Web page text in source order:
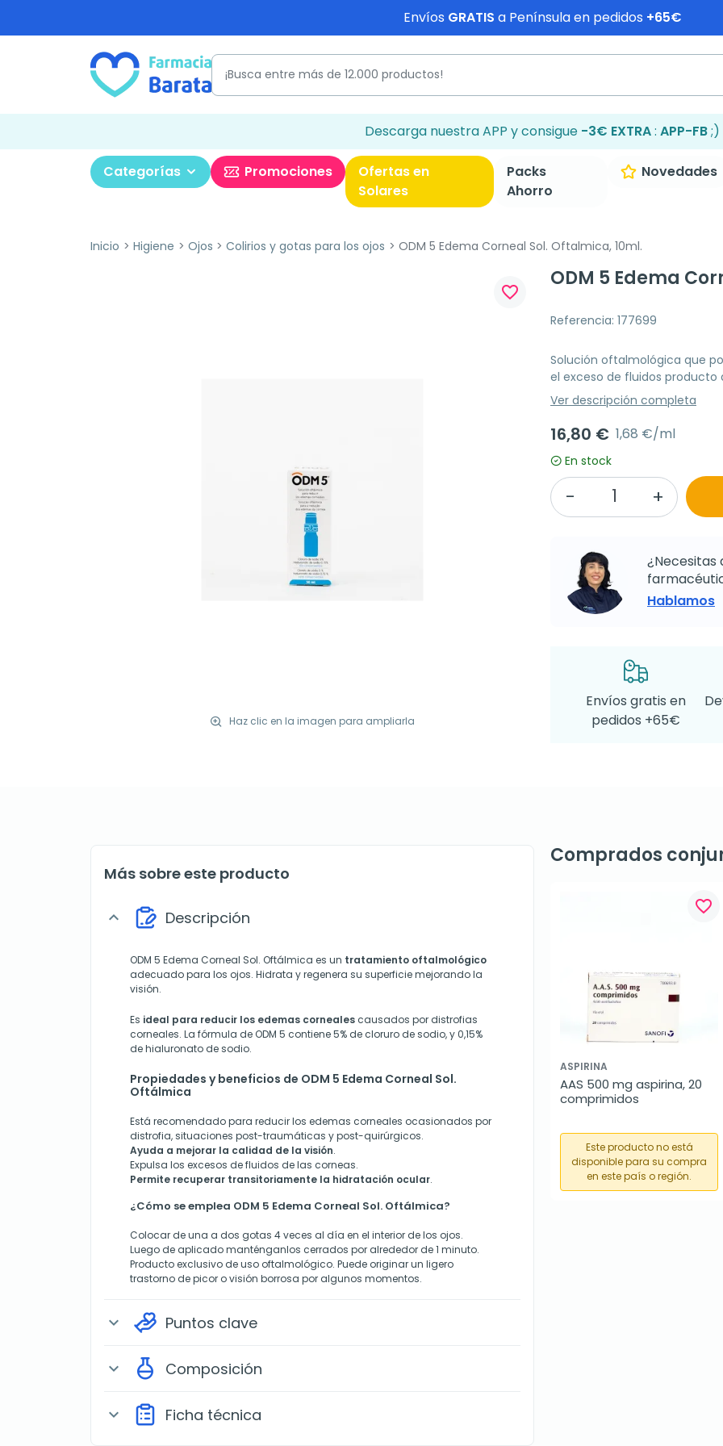
Envíos GRATIS a Península en pedidos +65€
Descarga nuestra APP y consigue -3€ EXTRA: APP-FB;)
Categorías Promociones
Ofertas en
Solares
Packs
Ahorro
Novedades
Inicio Higiene Ojos Colirios y gotas para los ojos ODM 5 Edema Corneal Sol. Oftalmica, 10ml.
Haz clic en la imagen para ampliarla
favorite_border
ODM 5 Edema
Referencia: 177699
Solución oftalmológica que
el exceso de fluidos producto
Ver descripción completa
16,80 € 1,68 €/ml
En stock
¿Necesitas
Hablamos
Envíos gratis en
pedidos +65€
Más sobre este producto
expand_more Descripción
ODM 5 Edema Corneal Sol. Oftálmica es un tratamiento oftalmológico
adecuado para los ojos. Hidrata y regenera su superficie mejorando la
visión.
Es ideal para reducir los edemas corneales causados por distrofias
corneales. La fórmula de ODM 5 contiene 5% de cloruro de sodio, y 0,15%
de hialuronato de sodio.
Propiedades y beneficios de ODM 5 Edema Corneal Sol.
Oftálmica
Está recomendado para reducir los edemas corneales ocasionados por
distrofia, situaciones post-traumáticas y post-quirúrgicos.
Ayuda a mejorar la calidad de la visión.
Expulsa los excesos de fluidos de las corneas.
Permite recuperar transitoriamente la hidratación ocular.
¿Cómo se emplea ODM 5 Edema Corneal Sol. Oftálmica?
Colocar de una a dos gotas 4 veces al día en el interior de los ojos.
Luego de aplicado manténganlos cerrados por alrededor de 1 minuto.
Producto exclusivo de uso oftalmológico. Puede originar un ligero
trastorno de picor o visión borrosa por algunos momentos.
expand_more Puntos clave
expand_more Composición
expand_more Ficha técnica
Comprados
favorite_border
ASPIRINA
AAS 500 mg aspirina, 20
comprimidos
Este producto no está
disponible para su compra
en este país o región.